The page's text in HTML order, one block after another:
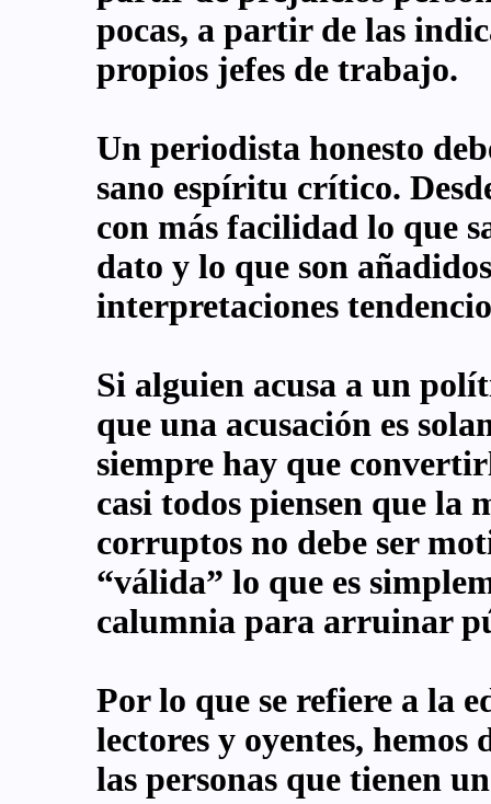
pocas, a partir de las
propios jefes de trabajo.
Un periodista honesto
sano espíritu crítico.
con más facilidad lo que
dato y lo que son
interpretaciones
Si alguien acusa a un
que una acusación es
siempre hay que
casi todos piensen que la
corruptos no debe ser
“válida” lo que es
calumnia para arruinar
Por lo que se refiere a la
lectores y oyentes, hemos
las personas que tienen